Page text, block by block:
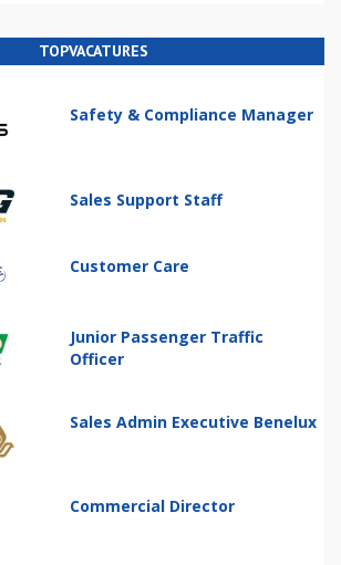
TOPVACATURES
Safety & Compliance Manager
Sales Support Staff
Customer Care
Junior Passenger Traffic
Officer
Sales Admin Executive Benelux
Commercial Director